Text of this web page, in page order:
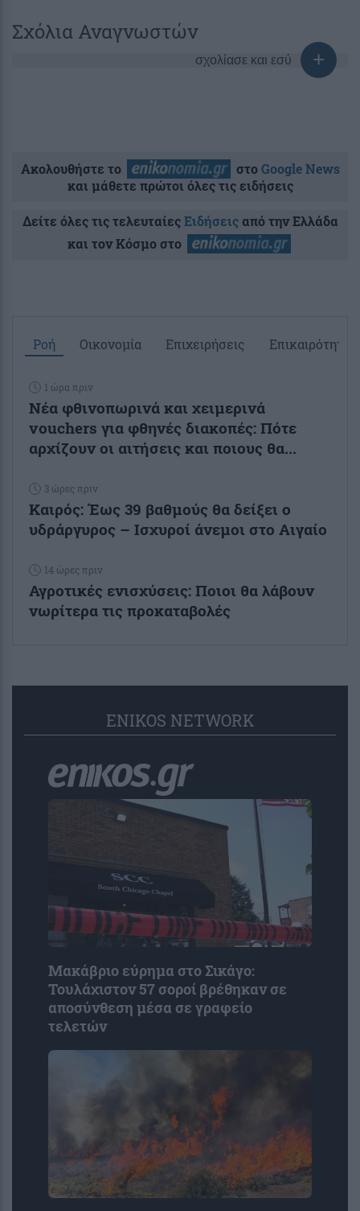
Σχόλια Αναγνωστών
σχολίασε και εσύ
Ακολουθήστε το στοGoogle News
και μάθετε πρώτοι όλες τις ειδήσεις
Δείτε όλες τις τελευταίεςΕιδήσειςαπό την Ελλάδα
και τον Κόσμο στο
Ροή Οικονομία Επιχειρήσεις Επικαιρότητα
1 ώρα πριν
Νέα φθινοπωρινά και χειμερινά
vouchers για φθηνές διακοπές: Πότε
αρχίζουν οι αιτήσεις και ποιους θα...
3 ώρες πριν
Καιρός: Έως 39 βαθμούς θα δείξει ο
υδράργυρος – Ισχυροί άνεμοι στο Αιγαίο
14 ώρες πριν
Αγροτικές ενισχύσεις: Ποιοι θα λάβουν
νωρίτερα τις προκαταβολές
ENIKOS NETWORK
Μακάβριο εύρημα στο Σικάγο:
Τουλάχιστον 57 σοροί βρέθηκαν σε
αποσύνθεση μέσα σε γραφείο
τελετών